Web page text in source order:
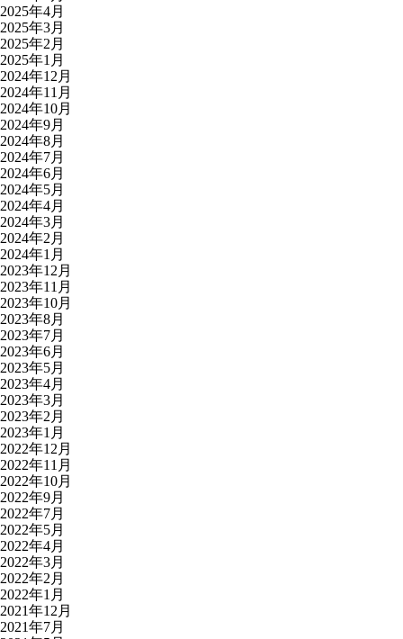
2025年4月
2025年3月
2025年2月
2025年1月
2024年12月
2024年11月
2024年10月
2024年9月
2024年8月
2024年7月
2024年6月
2024年5月
2024年4月
2024年3月
2024年2月
2024年1月
2023年12月
2023年11月
2023年10月
2023年8月
2023年7月
2023年6月
2023年5月
2023年4月
2023年3月
2023年2月
2023年1月
2022年12月
2022年11月
2022年10月
2022年9月
2022年7月
2022年5月
2022年4月
2022年3月
2022年2月
2022年1月
2021年12月
2021年7月